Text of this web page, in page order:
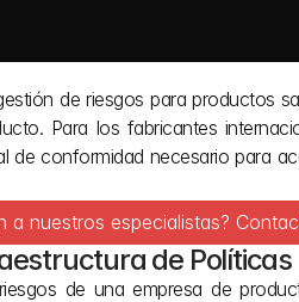
de riesgos para productos
Para los fabricantes
de conformidad necesario para
a nuestros especialistas?
de Políticas
de una empresa de